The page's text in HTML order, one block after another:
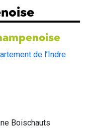
de l’Indre
Boischauts